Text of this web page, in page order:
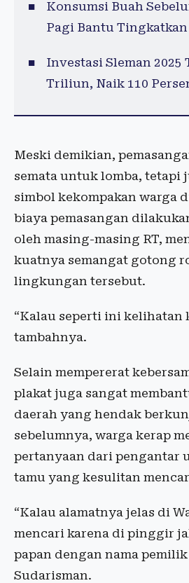
Konsumsi Buah
Pagi Bantu
Investasi Sleman 2025
Triliun, Naik 110
Meski demikian,
semata untuk lomba, tetapi
simbol kekompakan warga
biaya pemasangan
oleh masing-masing RT,
kuatnya semangat gotong
lingkungan tersebut.
“Kalau seperti ini kelihatan
tambahnya.
Selain mempererat
plakat juga sangat
daerah yang hendak
sebelumnya, warga kerap
pertanyaan dari pengantar
tamu yang kesulitan
“Kalau alamatnya jelas di
mencari karena di pinggir
papan dengan nama
Sudarisman.